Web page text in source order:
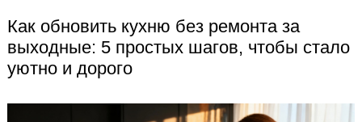
Как обновить кухню без ремонта за
выходные: 5 простых шагов, чтобы стало
уютно и дорого